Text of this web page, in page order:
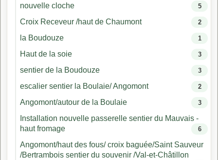
nouvelle cloche
5
Croix Receveur /haut de Chaumont 2
la Boudouze 1
Haut de la soie 3
sentier de la Boudouze 3
escalier sentier la Boulaie/ Angomont 2
Angomont/autour de la Boulaie 3
Installation nouvelle passerelle sentier du Mauvais -
haut fromage
6
Angomont/haut des fous/ croix baguée/Saint Sauveur
/Bertrambois sentier du souvenir /Val-et-Châtillon